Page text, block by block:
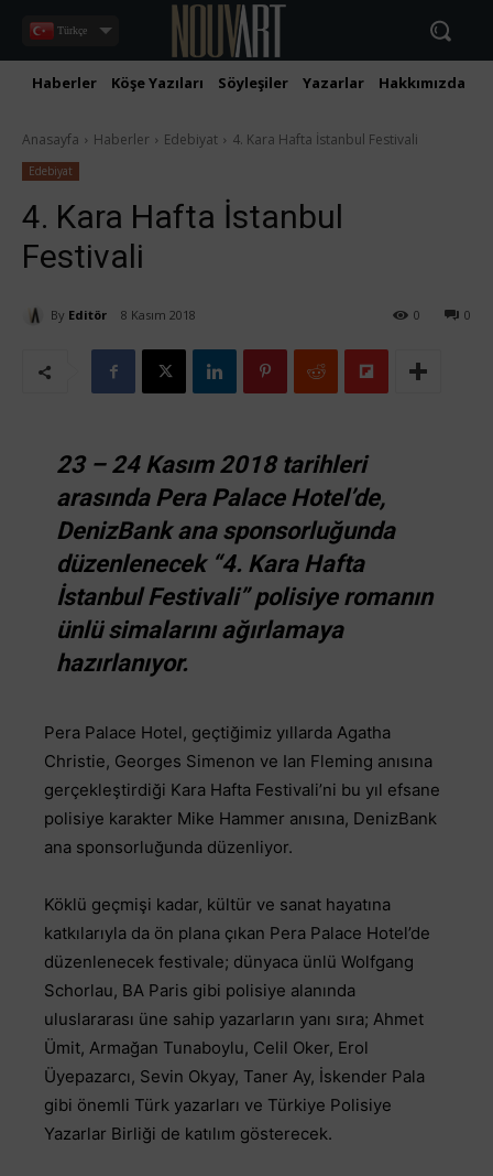
Türkçe
Haberler Köşe Yazıları Söyleşiler Yazarlar Hakkımızda
Anasayfa Haberler Edebiyat 4. Kara Hafta İstanbul Festivali
Edebiyat
4. Kara Hafta İstanbul
Festivali
By Editör 8 Kasım 2018 0
0
23 – 24 Kasım 2018 tarihleri
arasında Pera Palace Hotel’de,
DenizBank ana sponsorluğunda
düzenlenecek “4. Kara Hafta
İstanbul Festivali” polisiye romanın
ünlü simalarını ağırlamaya
hazırlanıyor.
Pera Palace Hotel, geçtiğimiz yıllarda Agatha
Christie, Georges Simenon ve Ian Fleming anısına
gerçekleştirdiği Kara Hafta Festivali’ni bu yıl efsane
polisiye karakter Mike Hammer anısına, DenizBank
ana sponsorluğunda düzenliyor.
Köklü geçmişi kadar, kültür ve sanat hayatına
katkılarıyla da ön plana çıkan Pera Palace Hotel’de
düzenlenecek festivale; dünyaca ünlü Wolfgang
Schorlau, BA Paris gibi polisiye alanında
uluslararası üne sahip yazarların yanı sıra; Ahmet
Ümit, Armağan Tunaboylu, Celil Oker, Erol
Üyepazarcı, Sevin Okyay, Taner Ay, İskender Pala
gibi önemli Türk yazarları ve Türkiye Polisiye
Yazarlar Birliği de katılım gösterecek.